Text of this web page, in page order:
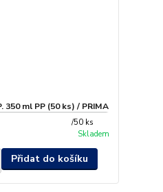
350 ml PP (50 ks) / PRIMA
/50 ks
Skladem
Přidat do košíku